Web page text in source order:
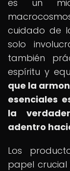
es un
cuidado de
solo
también
espíritu y
que la
esenciales
la
adentro
Los
papel crucial